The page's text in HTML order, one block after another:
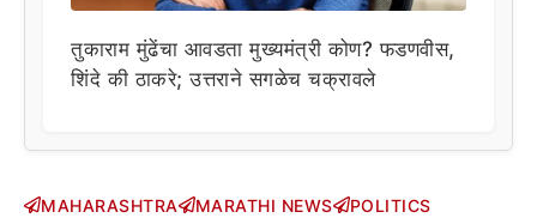
तुकाराम मुंढेंचा आवडता मुख्यमंत्री कोण? फडणवीस,
शिंदे की ठाकरे; उत्तराने सगळेच चक्रावले
MAHARASHTRA MARATHI NEWS POLITICS